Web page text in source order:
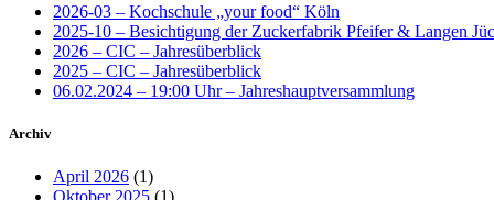
2026-03 – Kochschule „your food“ Köln
2025-10 – Besichtigung der Zuckerfabrik Pfeifer & Langen
2026 – CIC – Jahresüberblick
2025 – CIC – Jahresüberblick
06.02.2024 – 19:00 Uhr – Jahreshauptversammlung
Archiv
April 2026 (1)